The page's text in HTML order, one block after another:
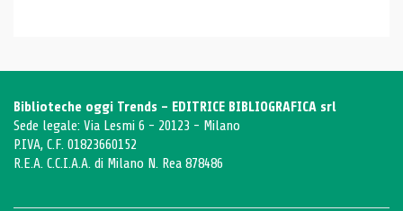
Biblioteche oggi Trends - EDITRICE BIBLIOGRAFICA srl
Sede legale: Via Lesmi 6 - 20123 - Milano
P.IVA, C.F. 01823660152
R.E.A. C.C.I.A.A. di Milano N. Rea 878486